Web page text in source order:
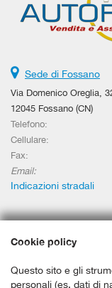
Sede di Fossano
Via Domenico Oreglia,
12045 Fossano (CN)
Telefono:
Cellulare:
Fax:
Email:
Indicazioni stradali
Dati fiscali:
Via Domenico Oreglia,
C.F/P.IVA:02818400042
Cookie policy
Questo sito e gli
personali (es. dati di